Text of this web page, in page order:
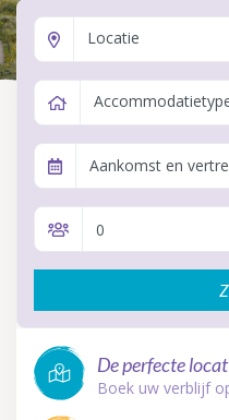
Locatie
Aankomst en
De perfecte
Boek uw verblijf